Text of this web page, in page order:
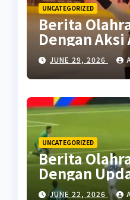
UNCATEGORIZED
Berita
Dengan
JUNE 29, 2026
UNCATEGORIZED
Berita
Dengan
Terbaru
JUNE 22, 2026